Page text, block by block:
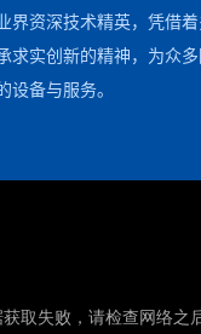
界资深技术精英，凭借
求实创新的精神，为众
设备与服务。